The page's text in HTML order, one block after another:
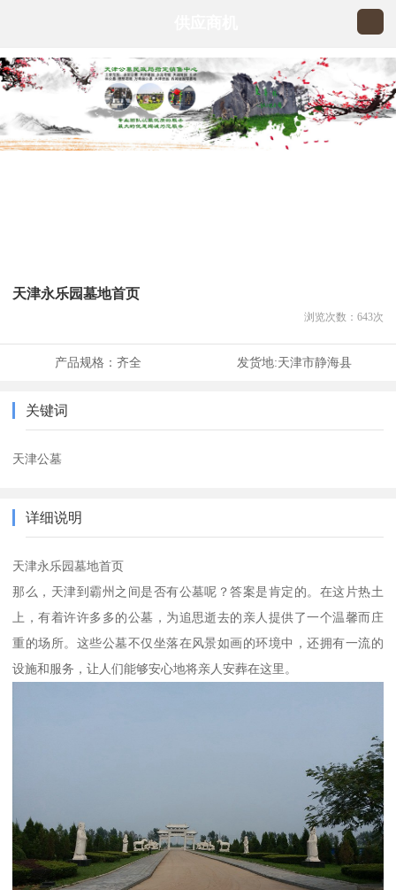
天津永乐园墓地首页
浏览次数： 643次
产品规格： 齐全 发货地:天津市静海县
关键词
天津公墓
详细说明
天津永乐园墓地首页
那么，天津到霸州之间是否有公墓呢？答案是肯定的。在这片热土
上，有着许许多多的公墓，为追思逝去的亲人提供了一个温馨而庄
重的场所。这些公墓不仅坐落在风景如画的环境中，还拥有一流的
设施和服务，让人们能够安心地将亲人安葬在这里。